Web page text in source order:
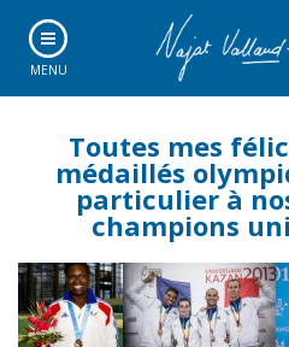
MENU
Toutes mes
médaillés
particulier à
champions